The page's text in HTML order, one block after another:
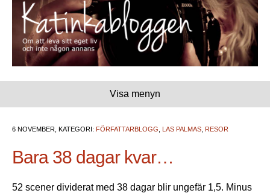
Visa menyn
6 NOVEMBER, KATEGORI: FÖRFATTARBLOGG LAS PALMAS RESOR
Bara 38 dagar kvar…
52 scener dividerat med 38 dagar blir ungefär 1,5. Minus